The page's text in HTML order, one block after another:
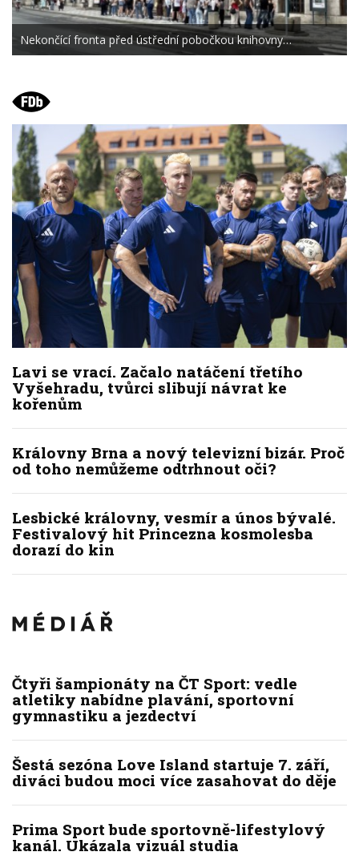
Nekončící fronta před ústřední pobočkou knihovny…
Lavi se vrací. Začalo natáčení třetího
Vyšehradu, tvůrci slibují návrat ke
kořenům
Královny Brna a nový televizní bizár. Proč
od toho nemůžeme odtrhnout oči?
Lesbické královny, vesmír a únos bývalé.
Festivalový hit Princezna kosmolesba
dorazí do kin
Čtyři šampionáty na ČT Sport: vedle
atletiky nabídne plavání, sportovní
gymnastiku a jezdectví
Šestá sezóna Love Island startuje 7. září,
diváci budou moci více zasahovat do děje
Prima Sport bude sportovně-lifestylový
kanál. Ukázala vizuál studia